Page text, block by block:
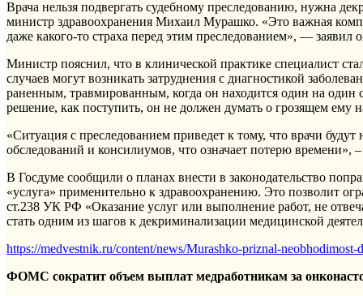
Врача нельзя подвергать судебному преследованию, нужна
министр здравоохранения Михаил Мурашко. «Это важная
даже какого-то страха перед этим преследованием», — заявил
Министр пояснил, что в клинической практике специалист
случаев могут возникать затруднения с диагностикой
раненным, травмированным, когда он находится один на
решение, как поступить, он не должен думать о грозящем ему
«Ситуация с преследованием приведет к тому, что врачи
обследований и консилиумов, что означает потерю времени»,
В Госдуме сообщили о планах внести в законодательство
«услуга» применительно к здравоохранению. Это позволит
ст.238 УК РФ «Оказание услуг или выполнение работ, не
стать одним из шагов к декриминализации медицинской
https://medvestnik.ru/content/news/Murashko-priznal-
ФОМС сократит объем выплат медработникам за